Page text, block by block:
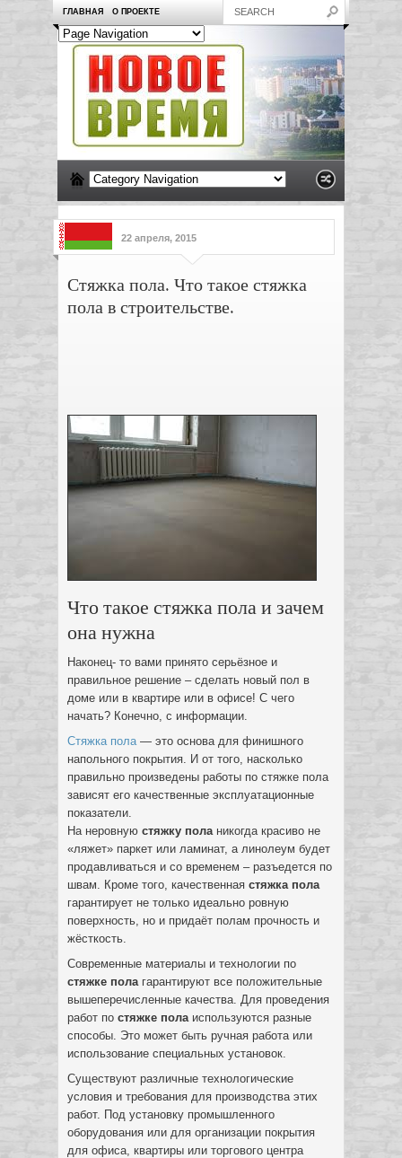
ГЛАВНАЯ О ПРОЕКТЕ
22 апреля, 2015
Стяжка пола. Что такое стяжка
пола в строительстве.
Что такое стяжка пола и зачем
она нужна
Наконец- то вами принято серьёзное и
правильное решение – сделать новый пол в
доме или в квартире или в офисе! С чего
начать? Конечно, с информации.
Стяжка пола— это основа для финишного
напольного покрытия. И от того, насколько
правильно произведены работы по стяжке пола
зависят его качественные эксплуатационные
показатели.
На неровную стяжку поланикогда красиво не
«ляжет» паркет или ламинат, а линолеум будет
продавливаться и со временем – разъедется по
швам. Кроме того, качественная стяжка пола
гарантирует не только идеально ровную
поверхность, но и придаёт полам прочность и
жёсткость.
Современные материалы и технологии по
стяжке полагарантируют все положительные
вышеперечисленные качества. Для проведения
работ по стяжке полаиспользуются разные
способы. Это может быть ручная работа или
использование специальных установок.
Существуют различные технологические
условия и требования для производства этих
работ. Под установку промышленного
оборудования или для организации покрытия
для офиса, квартиры или торгового центра